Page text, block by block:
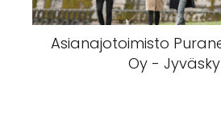
Asianajotoimisto
Oy -